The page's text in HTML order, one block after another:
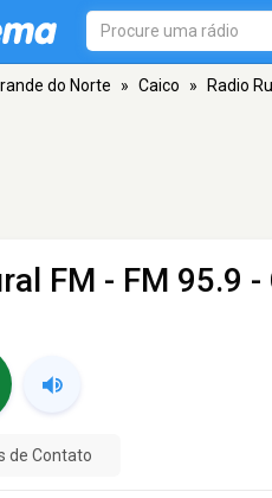
do Norte » Caico » Radio
FM - FM 95.9 -
de Contato